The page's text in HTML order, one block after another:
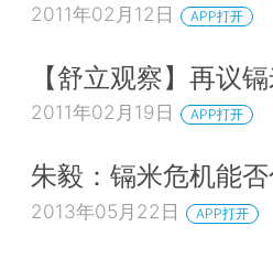
2011年02月12日 APP打开
【舒立观察】再议
2011年02月19日 APP打开
朱毅：镉米危机能否
2013年05月22日 APP打开